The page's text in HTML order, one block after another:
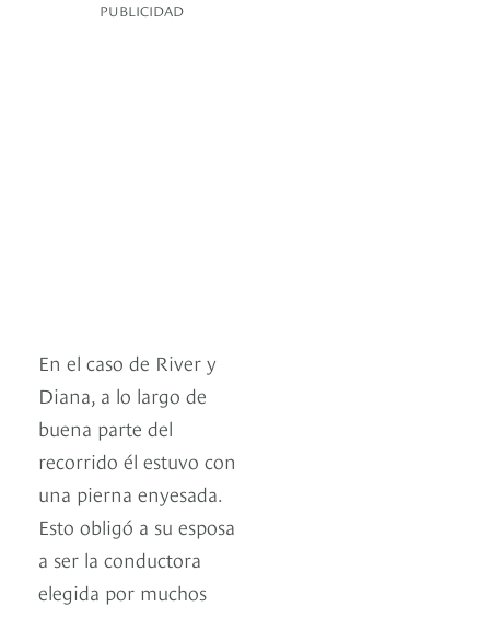
PUBLICIDAD
En el caso de River y
Diana, a lo largo de
buena parte del
recorrido él estuvo con
una pierna enyesada.
Esto obligó a su esposa
a ser la conductora
elegida por muchos